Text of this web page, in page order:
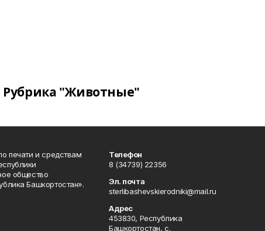
Рубрика "Животные"
печати и средствам
общество
Башкортостан».
Телефон
8 (34739) 22356
Эл. почта
sterlibashevskierodniki@mail.ru
Адрес
453830, Республика
Башкортостан, c.